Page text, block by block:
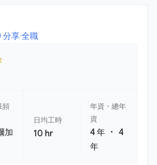
分享·全職
頻
加
日均工時
10 hr
年資・總年
資
4 年 ・4
年